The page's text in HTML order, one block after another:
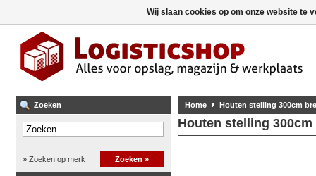
Zoeken
» Zoeken op merk Zoeken »
Home Houten stelling 300cm
Houten stelling
Wij slaan cookies op om onze website te